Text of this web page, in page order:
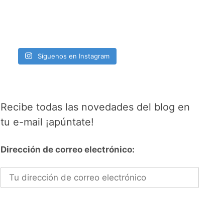
Síguenos en Instagram
Recibe todas las novedades del blog en
tu e-mail ¡apúntate!
Dirección de correo electrónico: